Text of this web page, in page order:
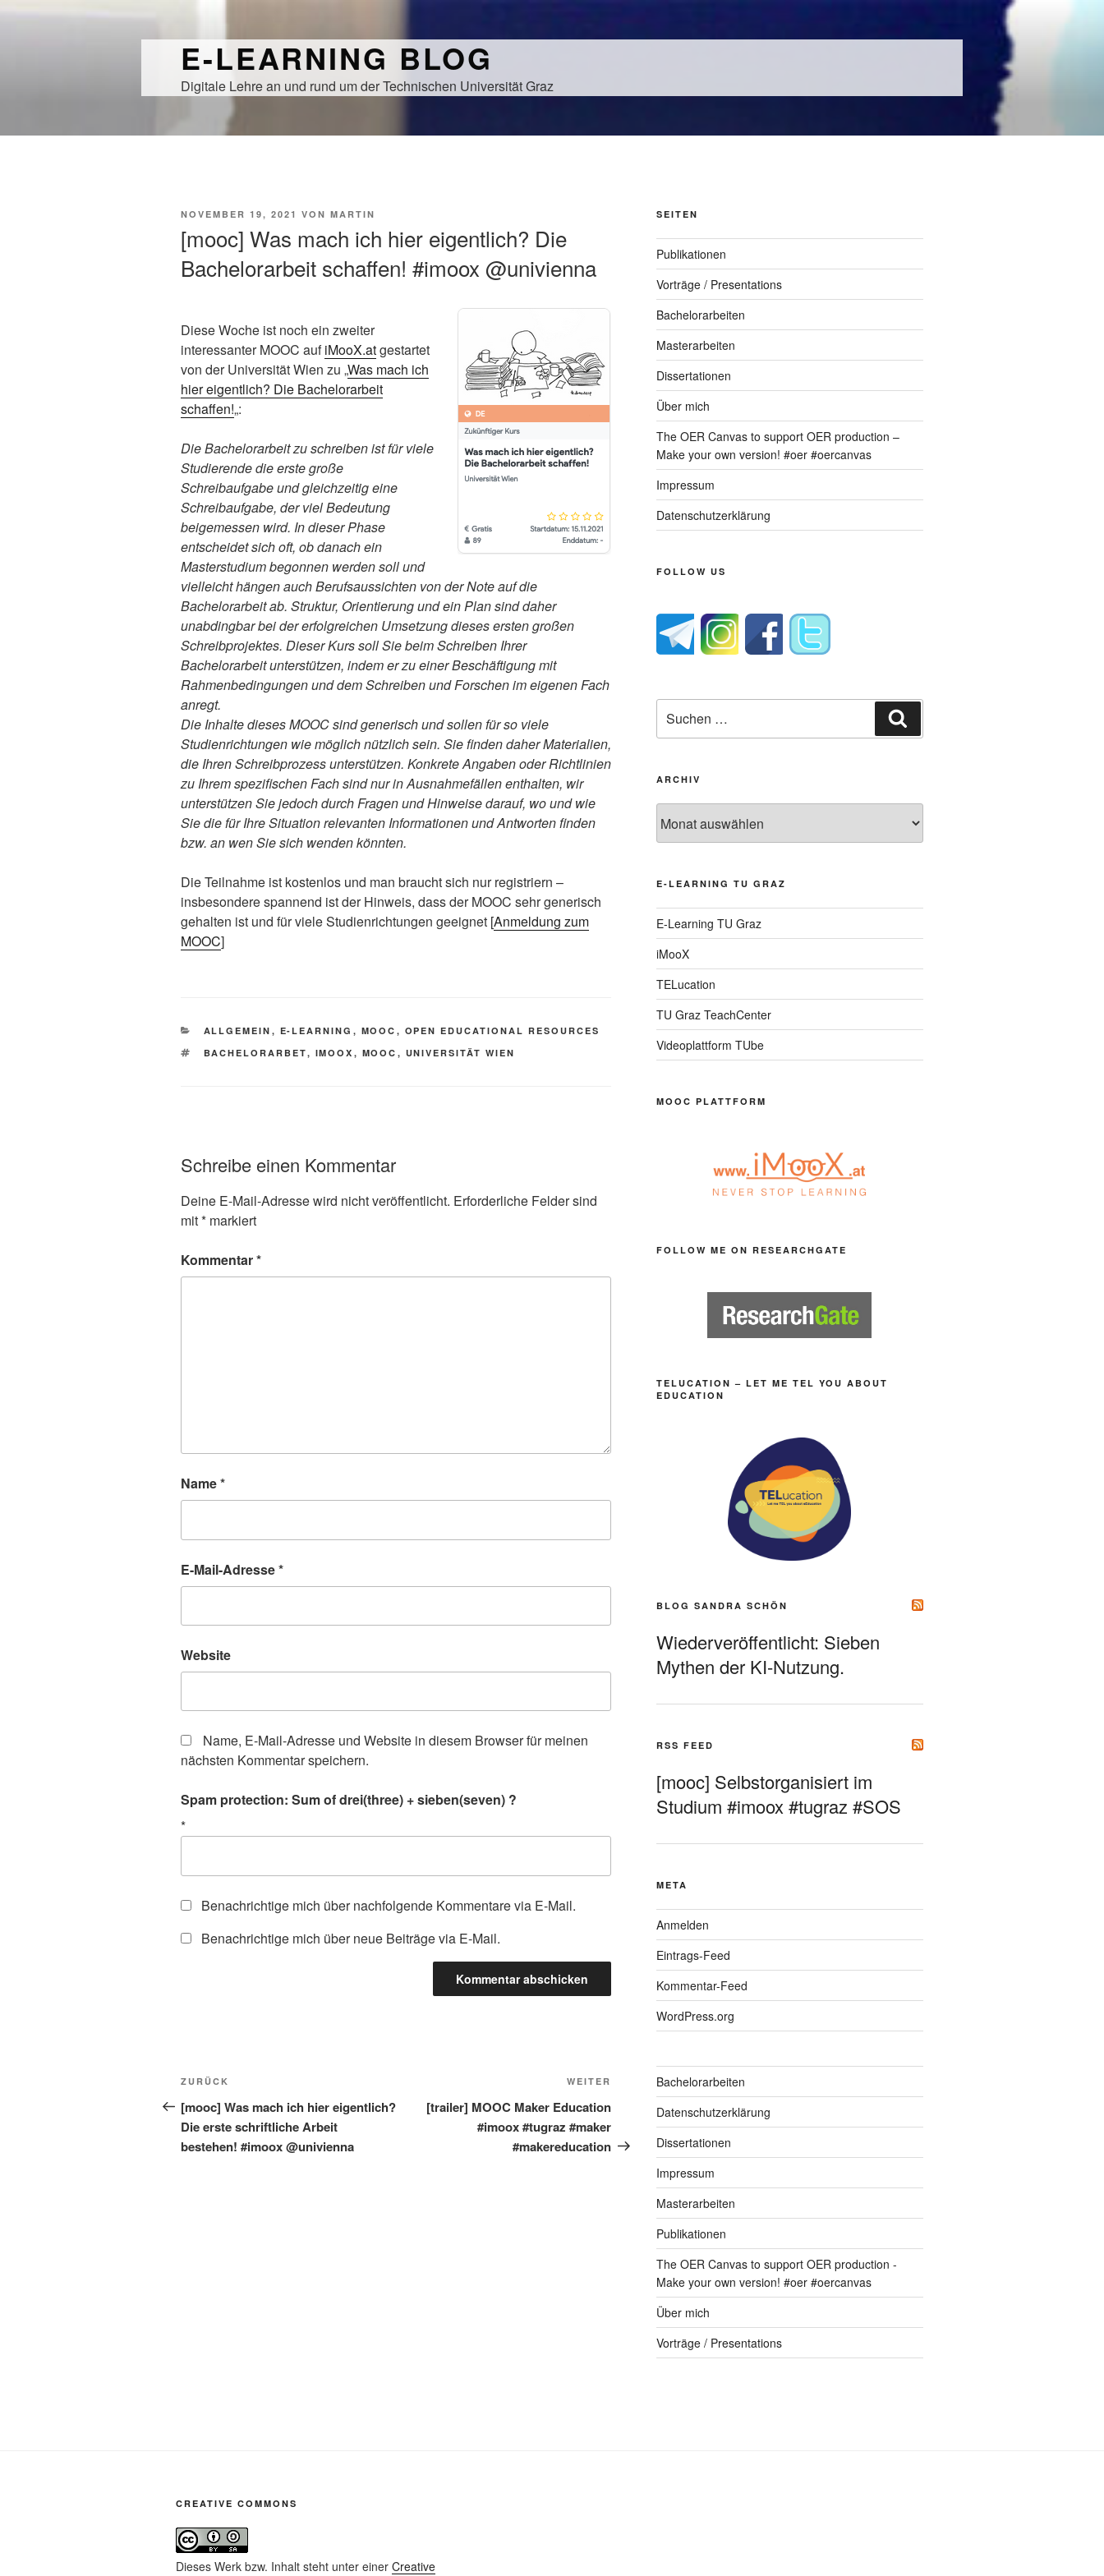
E-LEARNING BLOG
Digitale Lehre an und rund um der Technischen Universität Graz
VERÖFFENTLICHT
NOVEMBER 19, 2021 VON MARTIN
[mooc] Was mach ich hier eigentlich? Die
Bachelorarbeit schaffen! #imoox @univienna
Diese Woche ist noch ein zweiter
interessanter MOOC aufiMooX.atgestartet
von der Universität Wien zu „Was mach ich
hier eigentlich? Die Bachelorarbeit
schaffen!„:
Die Bachelorarbeit zu schreiben ist für viele
Studierende die erste große
Schreibaufgabe und gleichzeitig eine
Schreibaufgabe, der viel Bedeutung
beigemessen wird. In dieser Phase
entscheidet sich oft, ob danach ein
Masterstudium begonnen werden soll und
vielleicht hängen auch Berufsaussichten von der Note auf die
Bachelorarbeit ab. Struktur, Orientierung und ein Plan sind daher
unabdingbar bei der erfolgreichen Umsetzung dieses ersten großen
Schreibprojektes. Dieser Kurs soll Sie beim Schreiben Ihrer
Bachelorarbeit unterstützen, indem er zu einer Beschäftigung mit
Rahmenbedingungen und dem Schreiben und Forschen im eigenen Fach
anregt.
Die Inhalte dieses MOOC sind generisch und sollen für so viele
Studienrichtungen wie möglich nützlich sein. Sie finden daher Materialien,
die Ihren Schreibprozess unterstützen. Konkrete Angaben oder Richtlinien
zu Ihrem spezifischen Fach sind nur in Ausnahmefällen enthalten, wir
unterstützen Sie jedoch durch Fragen und Hinweise darauf, wo und wie
Sie die für Ihre Situation relevanten Informationen und Antworten finden
bzw. an wen Sie sich wenden könnten.
Die Teilnahme ist kostenlos und man braucht sich nur registriern –
insbesondere spannend ist der Hinweis, dass der MOOC sehr generisch
gehalten ist und für viele Studienrichtungen geeignet [Anmeldung zum
MOOC]
KATEGORIEN
ALLGEMEIN , E-LEARNING , MOOC , OPEN EDUCATIONAL RESOURCES
SCHLAGWÖRTER
BACHELORARBET, IMOOX , MOOC , UNIVERSITÄT WIEN
Schreibe einen Kommentar
Deine E-Mail-Adresse wird nicht veröffentlicht. Erforderliche Felder sind
mit* markiert
Kommentar*
Name*
E-Mail-Adresse*
Website
Name, E-Mail-Adresse und Website in diesem Browser für meinen
nächsten Kommentar speichern.
Spam protection: Sum of drei(three) + sieben(seven) ?
*
Benachrichtige mich über nachfolgende Kommentare via E-Mail.
Benachrichtige mich über neue Beiträge via E-Mail.
Beitragsnavigation
Vorheriger
Beitrag
ZURÜCK
[mooc] Was mach ich hier eigentlich?
Die erste schriftliche Arbeit
bestehen! #imoox @univienna
Nächster
Beitrag
WEITER
[trailer] MOOC Maker Education
#imoox #tugraz #maker
#makereducation
SEITEN
Publikationen
Vorträge / Presentations
Bachelorarbeiten
Masterarbeiten
Dissertationen
Über mich
The OER Canvas to support OER production –
Make your own version! #oer #oercanvas
Impressum
Datenschutzerklärung
FOLLOW US
nach:
ARCHIV
E-LEARNING TU GRAZ
E-Learning TU Graz
iMooX
TELucation
TU Graz TeachCenter
Videoplattform TUbe
MOOC PLATTFORM
FOLLOW ME ON RESEARCHGATE
TELUCATION – LET ME TEL YOU ABOUT
EDUCATION
BLOG SANDRA SCHÖN
Wiederveröffentlicht: Sieben
Mythen der KI-Nutzung.
RSS FEED
[mooc] Selbstorganisiert im
Studium #imoox #tugraz #SOS
META
Anmelden
Eintrags-Feed
Kommentar-Feed
WordPress.org
Bachelorarbeiten
Datenschutzerklärung
Dissertationen
Impressum
Masterarbeiten
Publikationen
The OER Canvas to support OER production -
Make your own version! #oer #oercanvas
Über mich
Vorträge / Presentations
CREATIVE COMMONS
Dieses Werk bzw. Inhalt steht unter einer Creative